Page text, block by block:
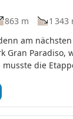
863 m
1 343
am
Gran Paradiso,
die
du Gran
in einer
Essen ist